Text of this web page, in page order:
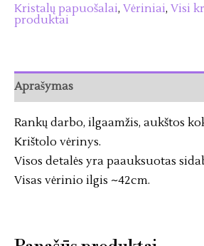
Kristalų papuošalai, Vėriniai, Visi
produktai
Aprašymas
Rankų darbo, ilgaamžis, aukštos
Krištolo vėrinys.
Visos detalės yra paauksuotas
Visas vėrinio ilgis ~42cm.